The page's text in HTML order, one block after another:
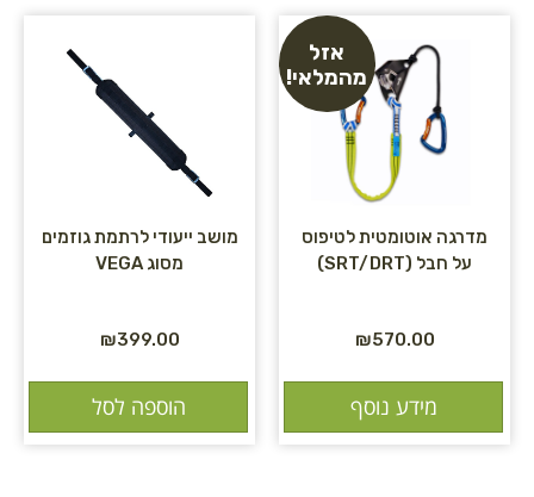
אזל
מהמלאי!
מדרגה אוטומטית לטיפוס
על חבל (SRT/DRT)
₪570.00
מידע נוסף
מושב ייעודי לרתמת גוזמים
מסוג VEGA
₪399.00
הוספה לסל